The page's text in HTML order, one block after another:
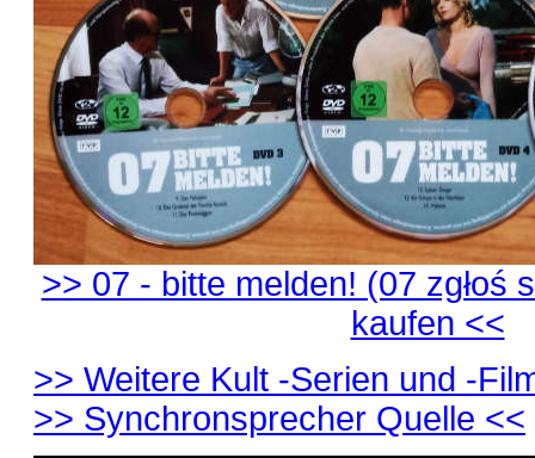
>> 07 - bitte melden! (07 zgłoś
kaufen <<
>> Weitere Kult -Serien und -
>> Synchronsprecher Quelle <<